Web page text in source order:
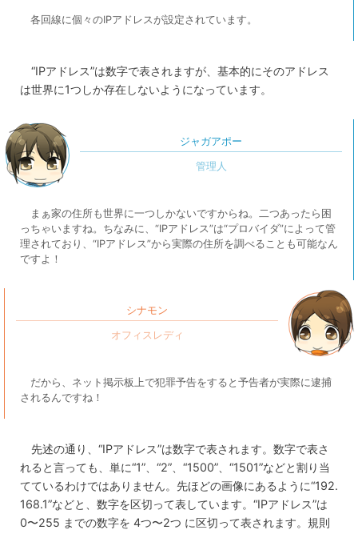
各回線に個々のIPアドレスが設定されています。
“IPアドレス”は数字で表されますが、基本的にそのアドレス
は世界に1つしか存在しないようになっています。
ジャガアポー
まぁ家の住所も世界に一つしかないですからね。二つあったら困
っちゃいますね。ちなみに、“IPアドレス”は“プロバイダ”によって管
理されており、“IPアドレス”から実際の住所を調べることも可能なん
ですよ！
シナモン
だから、ネット掲示板上で犯罪予告をすると予告者が実際に逮捕
されるんですね！
先述の通り、“IPアドレス”は数字で表されます。数字で表さ
れると言っても、単に“1”、“2”、“1500”、“1501”などと割り当
てているわけではありません。先ほどの画像にあるように“192.
168.1”などと、数字を区切って表しています。“IPアドレス”は
0〜255 までの数字を 4つ〜2つ に区切って表されます。規則